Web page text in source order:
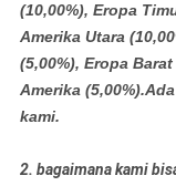
(10,00%), Eropa
Amerika Utara
(5,00%), Eropa
Amerika
kami.
2. bagaimana kami